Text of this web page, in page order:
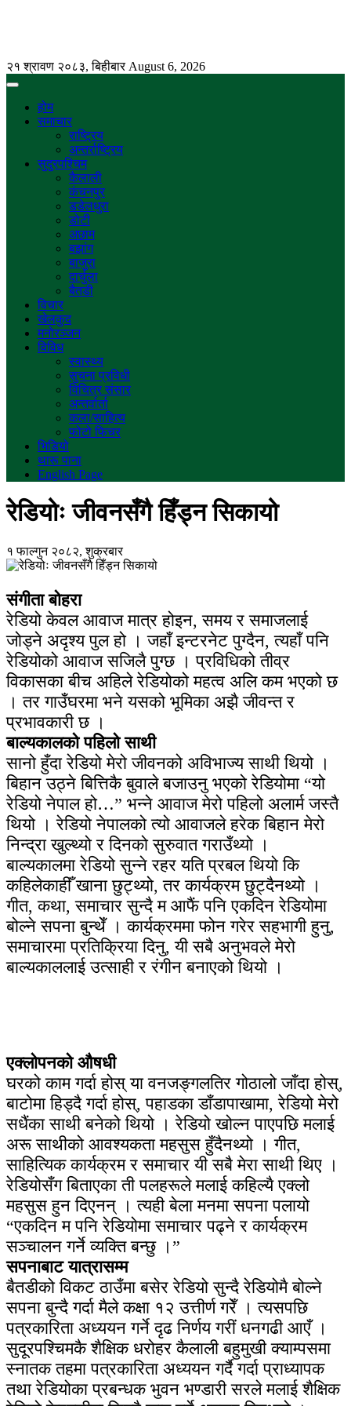
२१ श्रावण २०८३, बिहीबार August 6, 2026
होम
समाचार
राष्ट्रिय
अन्तर्राष्ट्रिय
सुदुरपश्चिम
कैलाली
कंचनपुर
डडेलधुरा
डोटी
अछाम
बझांग
बाजुरा
दार्चुला
बैतडी
विचार
खेलकुद
मनोरञ्जन
विविध
स्वास्थ्य
सुचना प्रविधी
विचित्र संसार
अन्तर्वार्ता
कला/साहित्य
फोटो फिचर
भिडियो
थारू पाना
English Page
रेडियोः जीवनसँगै हिँड्न सिकायो
१ फाल्गुन २०८२, शुक्रबार
संगीता बोहरा
रेडियो केवल आवाज मात्र होइन, समय र समाजलाई
जोड्ने अदृश्य पुल हो । जहाँ इन्टरनेट पुग्दैन, त्यहाँ पनि
रेडियोको आवाज सजिलै पुग्छ । प्रविधिको तीव्र
विकासका बीच अहिले रेडियोको महत्व अलि कम भएको छ
। तर गाउँघरमा भने यसको भूमिका अझै जीवन्त र
प्रभावकारी छ ।
बाल्यकालको पहिलो साथी
सानो हुँदा रेडियो मेरो जीवनको अविभाज्य साथी थियो ।
बिहान उठ्ने बित्तिकै बुवाले बजाउनु भएको रेडियोमा “यो
रेडियो नेपाल हो…” भन्ने आवाज मेरो पहिलो अलार्म जस्तै
थियो । रेडियो नेपालको त्यो आवाजले हरेक बिहान मेरो
निन्द्रा खुल्थ्यो र दिनको सुरुवात गराउँथ्यो ।
बाल्यकालमा रेडियो सुन्ने रहर यति प्रबल थियो कि
कहिलेकाहीँ खाना छुट्थ्यो, तर कार्यक्रम छुट्दैनथ्यो ।
गीत, कथा, समाचार सुन्दै म आफैं पनि एकदिन रेडियोमा
बोल्ने सपना बुन्थेँ । कार्यक्रममा फोन गरेर सहभागी हुनु,
समाचारमा प्रतिक्रिया दिनु, यी सबै अनुभवले मेरो
बाल्यकाललाई उत्साही र रंगीन बनाएको थियो ।
एक्लोपनको औषधी
घरको काम गर्दा होस् या वनजङ्गलतिर गोठालो जाँदा होस्,
बाटोमा हिड्दै गर्दा होस्, पहाडका डाँडापाखामा, रेडियो मेरो
सधैंका साथी बनेको थियो । रेडियो खोल्न पाएपछि मलाई
अरू साथीको आवश्यकता महसुस हुँदैनथ्यो । गीत,
साहित्यिक कार्यक्रम र समाचार यी सबै मेरा साथी थिए ।
रेडियोसँग बिताएका ती पलहरूले मलाई कहिल्यै एक्लो
महसुस हुन दिएनन् । त्यही बेला मनमा सपना पलायो
“एकदिन म पनि रेडियोमा समाचार पढ्ने र कार्यक्रम
सञ्चालन गर्ने व्यक्ति बन्छु ।”
सपनाबाट यात्रासम्म
बैतडीको विकट ठाउँमा बसेर रेडियो सुन्दै रेडियोमै बोल्ने
सपना बुन्दै गर्दा मैले कक्षा १२ उत्तीर्ण गरेँ । त्यसपछि
पत्रकारिता अध्ययन गर्ने दृढ निर्णय गरीं धनगढी आएँ ।
सुदूरपश्चिमकै शैक्षिक धरोहर कैलाली बहुमुखी क्याम्पसमा
स्नातक तहमा पत्रकारिता अध्ययन गर्दै गर्दा प्राध्यापक
तथा रेडियोका प्रबन्धक भुवन भण्डारी सरले मलाई शैक्षिक